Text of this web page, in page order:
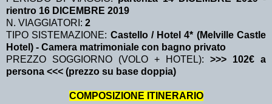
rientro 16 DICEMBRE 2019
N. VIAGGIATORI: 2
TIPO SISTEMAZIONE: Castello / Hotel 4* (Melville Castle
Hotel) - Camera matrimoniale con bagno privato
PREZZO SOGGIORNO (VOLO + HOTEL): >>> 102€ a
persona <<< (prezzo su base doppia)
COMPOSIZIONE ITINERARIO